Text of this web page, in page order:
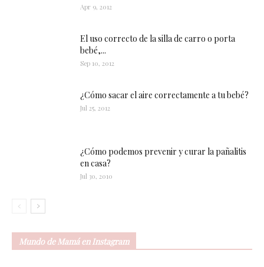
Apr 9, 2012
El uso correcto de la silla de carro o porta
bebé,...
Sep 10, 2012
¿Cómo sacar el aire correctamente a tu bebé?
Jul 25, 2012
¿Cómo podemos prevenir y curar la pañalitis
en casa?
Jul 30, 2010
Mundo de Mamá en Instagram